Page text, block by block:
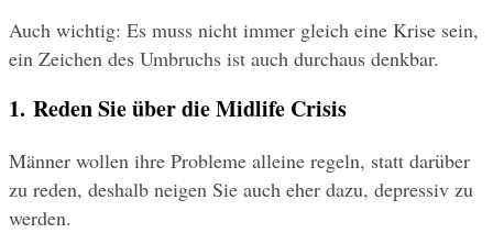
Auch wichtig: Es muss nicht immer gleich eine Krise sein,
ein Zeichen des Umbruchs ist auch durchaus denkbar.
1. Reden Sie über die Midlife Crisis
Männer wollen ihre Probleme alleine regeln, statt darüber
zu reden, deshalb neigen Sie auch eher dazu, depressiv zu
werden.